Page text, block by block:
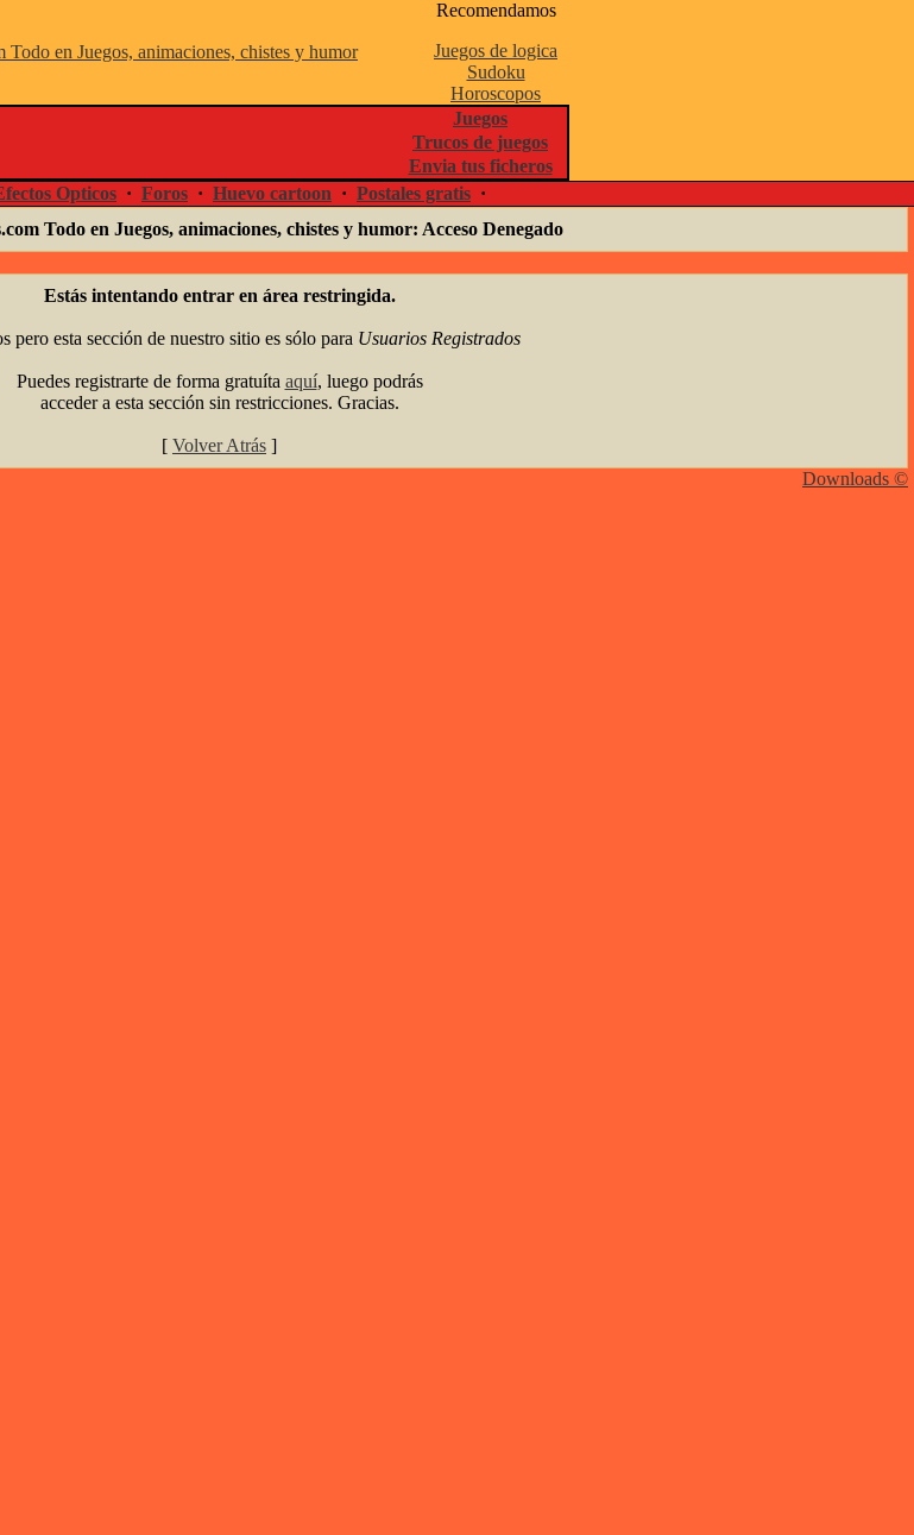
Recomendamos
Juegos de logica
Sudoku
Horoscopos
Juegos
Trucos de juegos
Envia tus ficheros
Opticos · Foros · Huevo cartoon · Postales gratis ·
Todo en Juegos, animaciones, chistes y humor: Acceso Denegado
Estás intentando entrar en área restringida.
pero esta sección de nuestro sitio es sólo para Usuarios Registrados
Puedes registrarte de forma gratuíta aquí, luego podrás
acceder a esta sección sin restricciones. Gracias.
[ Volver Atrás ]
Downloads ©